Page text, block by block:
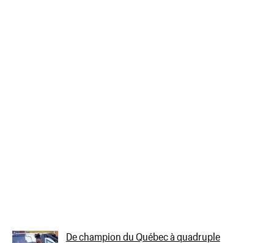
De champion du Québec à quadruple